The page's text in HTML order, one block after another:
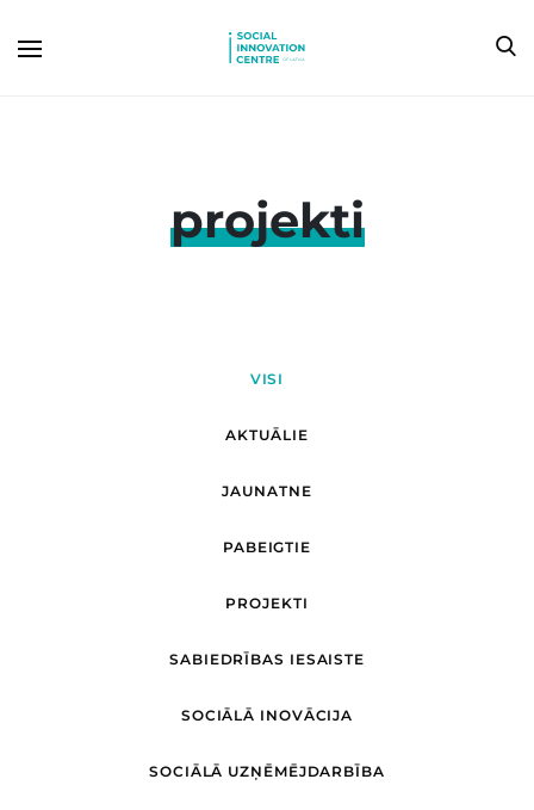
projekti
VISI
AKTUĀLIE
JAUNATNE
PABEIGTIE
PROJEKTI
SABIEDRĪBAS IESAISTE
SOCIĀLĀ INOVĀCIJA
SOCIĀLĀ UZŅĒMĒJDARBĪBA